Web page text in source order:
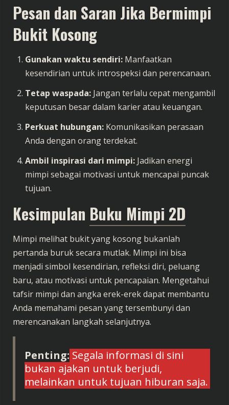
Pesan dan Saran Jika Bermimpi
Bukit Kosong
Gunakan waktu sendiri: Manfaatkan
kesendirian untuk introspeksi dan perencanaan.
Tetap waspada: Jangan terlalu cepat mengambil
keputusan besar dalam karier atau keuangan.
Perkuat hubungan: Komunikasikan perasaan
Anda dengan orang terdekat.
Ambil inspirasi dari mimpi: Jadikan energi
mimpi sebagai motivasi untuk mencapai puncak
tujuan.
Kesimpulan Buku Mimpi 2D
Mimpi melihat bukit yang kosong bukanlah
pertanda buruk secara mutlak. Mimpi ini bisa
menjadi simbol kesendirian, refleksi diri, peluang
baru, atau motivasi untuk pencapaian. Mengetahui
tafsir mimpi dan angka erek-erek dapat membantu
Anda memahami pesan yang tersembunyi dan
merencanakan langkah selanjutnya.
Penting: Segala informasi di sini
bukan ajakan untuk berjudi,
melainkan untuk tujuan hiburan saja.